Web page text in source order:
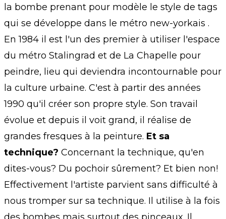
la bombe prenant pour modèle le style de tags
qui se développe dans le métro new-yorkais .
En 1984 il est l'un des premier à utiliser l'espace
du métro Stalingrad et de La Chapelle pour
peindre, lieu qui deviendra incontournable pour
la culture urbaine. C'est à partir des années
1990 qu'il créer son propre style. Son travail
évolue et depuis il voit grand, il réalise de
grandes fresques à la peinture. Et sa
technique? Concernant la technique, qu'en
dites-vous? Du pochoir sûrement? Et bien non!
Effectivement l'artiste parvient sans difficulté à
nous tromper sur sa technique. Il utilise à la fois